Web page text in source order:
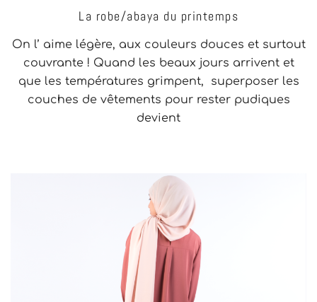
La robe/abaya du printemps
On l’ aime légère, aux couleurs douces et surtout
couvrante ! Quand les beaux jours arrivent et
que les températures grimpent, superposer les
couches de vêtements pour rester pudiques
devient